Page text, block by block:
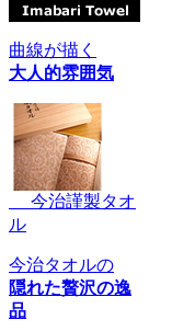
曲線が描く
大人的雰囲気
今治謹製タオ
ル
今治タオルの
隠れた贅沢の逸
品